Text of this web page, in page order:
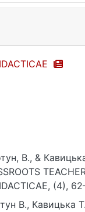
В., &
(4),
В., Кавицька Т.